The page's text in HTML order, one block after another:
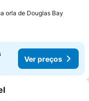
orla de Douglas Bay
Ver preços
aos favoritos